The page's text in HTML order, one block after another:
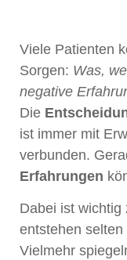
Viele Patienten
Sorgen: Was,
negative
Die
ist immer mit
verbunden.
Erfahrungen
Dabei ist wichtig
entstehen
Vielmehr